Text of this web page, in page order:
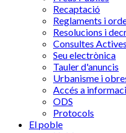
Recaptació
Reglaments i
Resolucions i
Consultes Actives
Seu electrònica
Tauler d'anuncis
Urbanisme i
Accés a
ODS
Protocols
El poble